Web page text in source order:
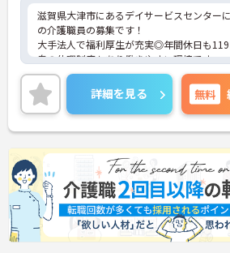
滋賀県大津市にあるデイサービスセンター
の介護職員の募集です！
大手法人で福利厚生が充実◎年間休日も119
自の休暇制度もあり働きやすい環境です。
ご興味のある方には、面接対策ポイントな
詳細をお話いたしますので、お気軽にご相談
い。
詳細を見る 無料